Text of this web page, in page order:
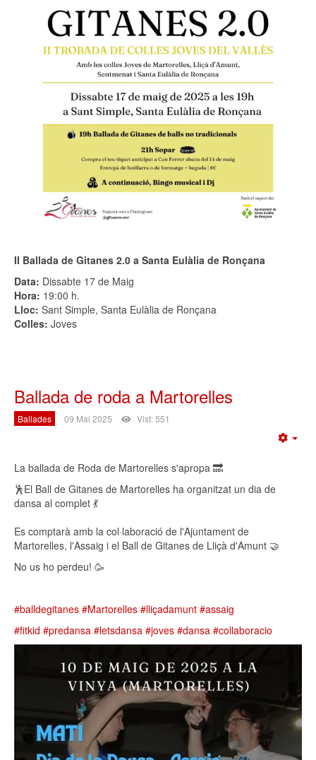
II Ballada de Gitanes 2.0 a Santa Eulàlia de Ronçana
Data: Dissabte 17 de Maig
Hora: 19:00 h.
Lloc: Sant Simple, Santa Eulàlia de Ronçana
Colles: Joves
Ballada de roda a Martorelles
Ballades 09 Mai 2025 Vist: 551
La ballada de Roda de Martorelles s'apropa 🔜
🕺El Ball de Gitanes de Martorelles ha organitzat un dia de
dansa al complet 💃
Es comptarà amb la col·laboració de l'Ajuntament de
Martorelles, l'Assaig i el Ball de Gitanes de Lliçà d'Amunt 🤝
No us ho perdeu! 🥳
#balldegitanes #Martorelles #lliçadamunt #assaig
#fitkid #predansa #letsdansa #joves #dansa #collaboracio